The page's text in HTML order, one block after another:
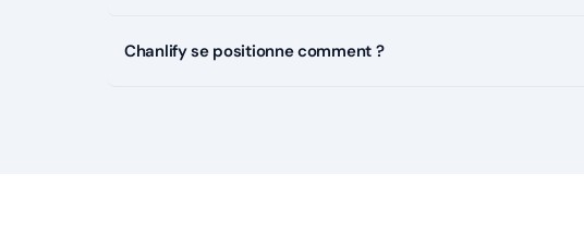
Chanlify se positionne comment ?